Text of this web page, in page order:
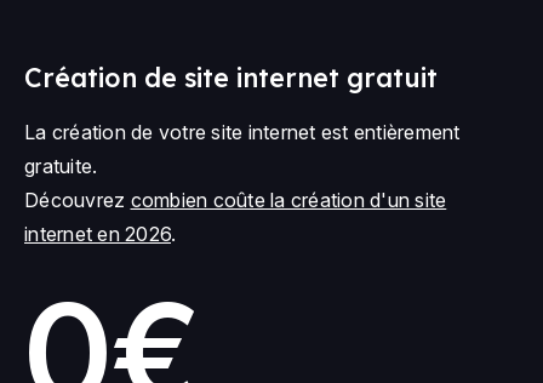
Création de site internet gratuit
La création de votre site internet est entièrement
gratuite.
Découvrez combien coûte la création d'un site
internet en 2026.